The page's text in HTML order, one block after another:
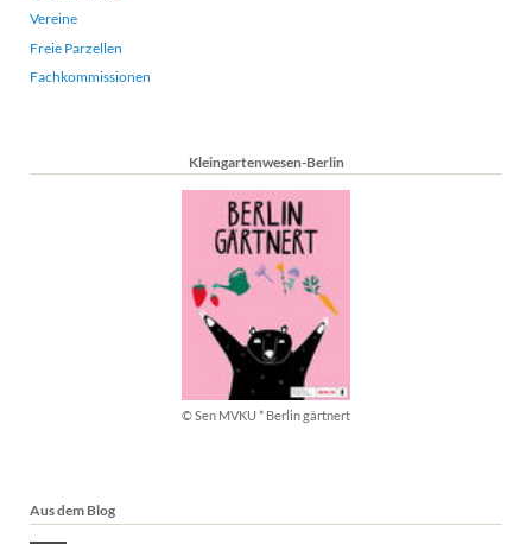
Vereine
Freie Parzellen
Fachkommissionen
Kleingartenwesen-Berlin
© Sen MVKU * Berlin gärtnert
Aus dem Blog